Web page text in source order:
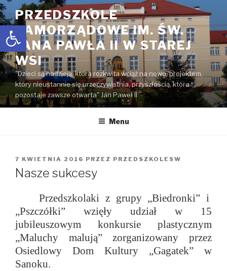
Open toolbar
Przejdź
do
treści
PRZEDSZKOLE
SAMORZĄDOWE IM. ŚW.
JANA PAWŁA II W STAREJ
WSI
"Dzieci są nadzieją, która rozkwita wciąż na nowo, projektem,
który nieustannie się urzeczywistnia, przyszłością, która
pozostaje zawsze otwarta" Jan Paweł II
Menu
OPUBLIKOWANE
W
7 KWIETNIA 2016 PRZEZ PRZEDSZKOLESW
Nasze sukcesy
Przedszkolaki z grupy „Biedronki” i
„Pszczółki” wzięły udział w 15
jubileuszowym konkursie plastycznym
„Maluchy malują” zorganizowany przez
Osiedlowy Dom Kultury „Gagatek” w
Sanoku.